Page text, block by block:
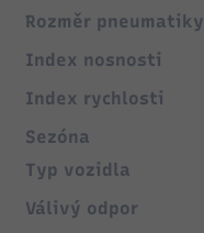
Rozměr pneumatiky
Index nosnosti
Index rychlosti
Sezóna
Typ vozidla
Válivý odpor